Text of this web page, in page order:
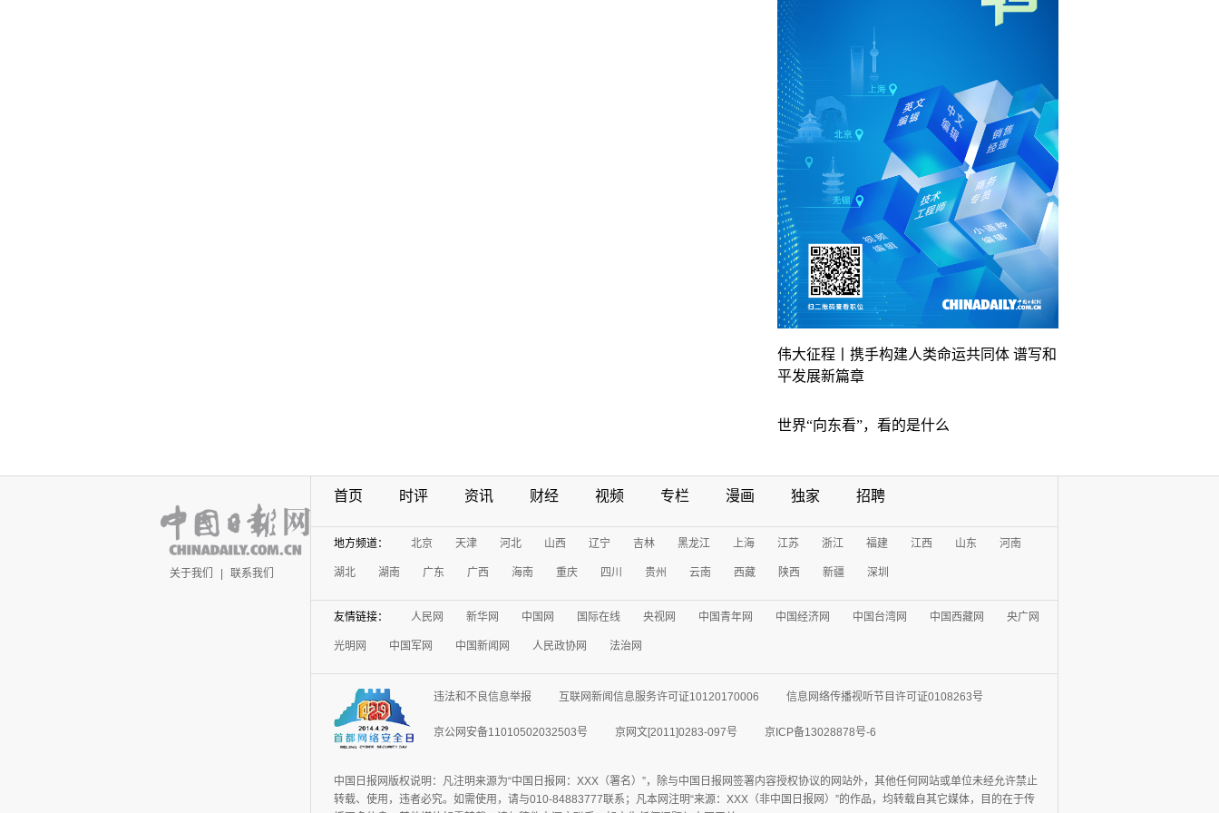
伟大征程丨携手构建人类命运共同体 谱写和
平发展新篇章
世界“向东看”，看的是什么
关于我们 联系我们
首页 时评 资讯 财经 视频 专栏 漫画 独家 招聘
地方频道： 北京 天津 河北 山西 辽宁 吉林 黑龙江 上海 江苏 浙江 福建 江西 山东 河南
湖北 湖南 广东 广西 海南 重庆 四川 贵州 云南 西藏 陕西 新疆 深圳
友情链接： 人民网 新华网 中国网 国际在线 央视网 中国青年网 中国经济网 中国台湾网 中国西藏网 央广网
光明网 中国军网 中国新闻网 人民政协网 法治网
违法和不良信息举报 互联网新闻信息服务许可证10120170006 信息网络传播视听节目许可证0108263号
京公网安备11010502032503号 京网文[2011]0283-097号 京ICP备13028878号-6
中国日报网版权说明：凡注明来源为“中国日报网：XXX（署名）”，除与中国日报网签署内容授权协议的网站外，其他任何网站或单位未经允许禁止
转载、使用，违者必究。如需使用，请与010-84883777联系；凡本网注明“来源：XXX（非中国日报网）”的作品，均转载自其它媒体，目的在于传